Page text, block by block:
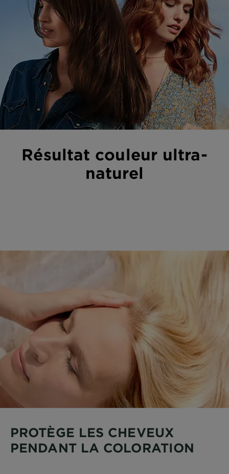
Résultat couleur ultra-
naturel
PROTÈGE LES CHEVEUX
PENDANT LA COLORATION